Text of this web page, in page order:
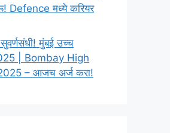
Defence मध्ये करियर
मुंबई उच्च
| Bombay High
– आजच अर्ज करा!